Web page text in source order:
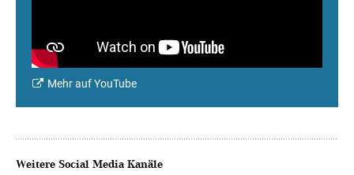
Mehr auf YouTube
Weitere Social Media Kanäle